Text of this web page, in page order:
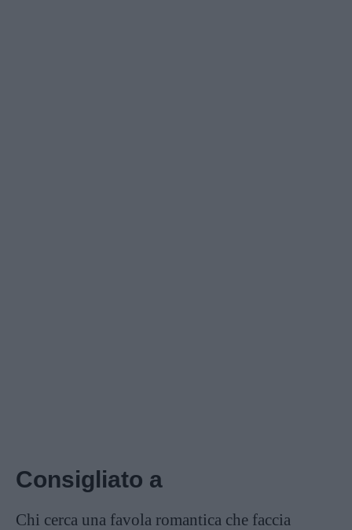
Consigliato a
Chi cerca una favola romantica che faccia